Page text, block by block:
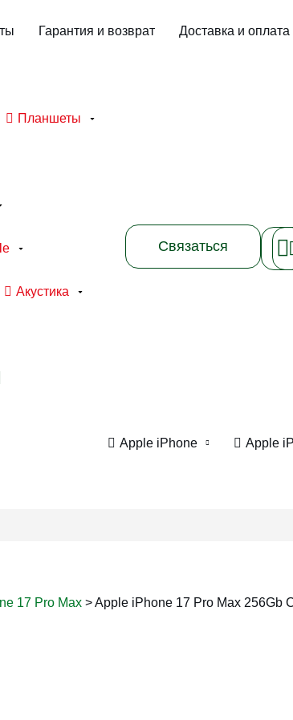
Гарантия и возврат
Доставка и оплата
Планшеты
Акустика
Связаться
Apple iPhone Apple
17 Pro Max >Apple iPhone 17 Pro Max 256Gb